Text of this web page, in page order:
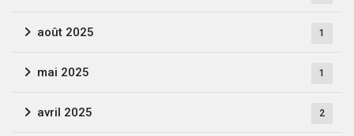
août 2025 1
mai 2025 1
avril 2025 2